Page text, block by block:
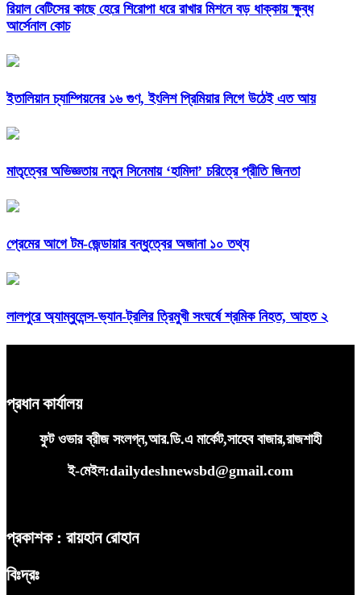
রিয়াল বেটিসের কাছে হেরে শিরোপা ধরে রাখার মিশনে বড় ধাক্কায় ক্ষুব্ধ
আর্সেনাল কোচ
ইতালিয়ান চ্যাম্পিয়নের ১৬ গুণ, ইংলিশ প্রিমিয়ার লিগে উঠেই এত আয়
মাতৃত্বের অভিজ্ঞতায় নতুন সিনেমায় ‘হামিদা’ চরিত্রে প্রীতি জিনতা
প্রেমের আগে টম-জেন্ডায়ার বন্ধুত্বের অজানা ১০ তথ্য
লালপুরে অ্যাম্বুলেন্স-ভ্যান-ট্রলির ত্রিমুখী সংঘর্ষে শ্রমিক নিহত, আহত ২
প্রধান কার্যালয়
ফুট ওভার ব্রীজ সংলগ্ন,আর.ডি.এ মার্কেট,সাহেব বাজার,রাজশাহী
ই-মেইল:dailydeshnewsbd@gmail.com
প্রকাশক : রায়হান রোহান
বিঃদ্রঃ